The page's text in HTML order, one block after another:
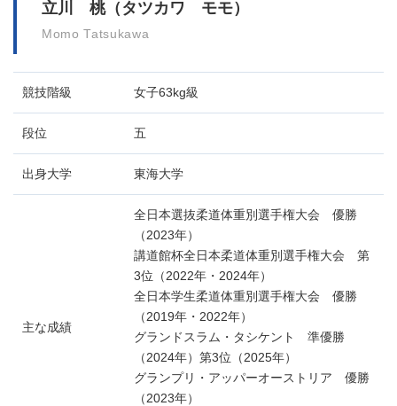
立川 桃（タツカワ モモ）
Momo Tatsukawa
競技階級 女子63kg級
段位 五
出身大学 東海大学
主な成績
全日本選抜柔道体重別選手権大会 優勝
（2023年）
講道館杯全日本柔道体重別選手権大会 第
3位（2022年・2024年）
全日本学生柔道体重別選手権大会 優勝
（2019年・2022年）
グランドスラム・タシケント 準優勝
（2024年）第3位（2025年）
グランプリ・アッパーオーストリア 優勝
（2023年）